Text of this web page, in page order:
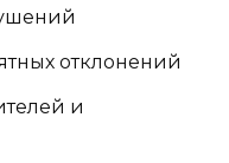
отклонений
и